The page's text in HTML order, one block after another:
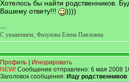
Хотелось бы найти родственников.
Вашему ответу!!!
))))
---
С уважением, Фазулова Елена Павловна
Профиль
Игнорировать
NEW! Сообщение отправлено: 6 мая 2008
Заголовок сообщения: Ищу родственников